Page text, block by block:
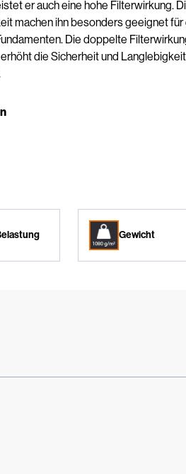
er auch eine hohe Filterwirkung.
machen ihn besonders geeignet
Die doppelte
die Sicherheit und
Gewicht